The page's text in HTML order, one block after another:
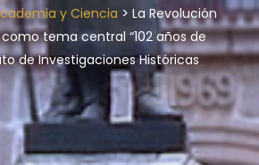
y Ciencia > La Revolución
tema central “102 años de
de Investigaciones Históricas